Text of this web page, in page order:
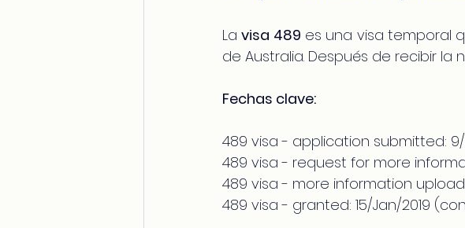
La visa 489 es una visa temporal
de Australia. Después de recibir
Fechas clave:
489 visa - application submitted: 9/
489 visa - request for more
489 visa - more information
489 visa - granted: 15/Jan/2019